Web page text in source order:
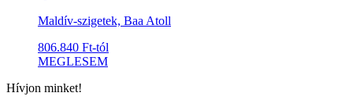
Maldív-szigetek, Baa Atoll
806.840 Ft-tól
MEGLESEM
Hívjon minket!